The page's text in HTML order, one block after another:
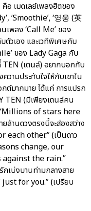
อ เมดเลย์เพลงฮิตของ
‘Smoothie’, ‘영웅 (英
เพลง ‘Call Me’ ของ
ตัวเอง และเวทีพิเศษกับ
ของ Lady Gaga กับ
TEN (เตนล์) อยากบอกกับ
ามประทับใจให้กับเขาใน
ต์มากมาย ได้แก่ การแปรก
TEN (มีเพียงเตนล์คน
“Millions of stars here
านดวงตรงนี้จะส่องสว่าง
each other.” (เป็นดาว
change, our
the rain.”
เบ่งบานท่ามกลางสาย
just for you.” (เปรียบ